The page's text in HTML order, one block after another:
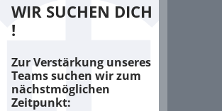
WIR SUCHEN DICH
!
Zur Verstärkung unseres
Teams suchen wir zum
nächstmöglichen
Zeitpunkt: